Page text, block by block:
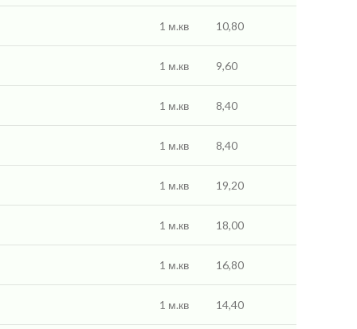
1 м.кв 10,80
1 м.кв 9,60
1 м.кв 8,40
1 м.кв 8,40
1 м.кв 19,20
1 м.кв 18,00
1 м.кв 16,80
1 м.кв 14,40